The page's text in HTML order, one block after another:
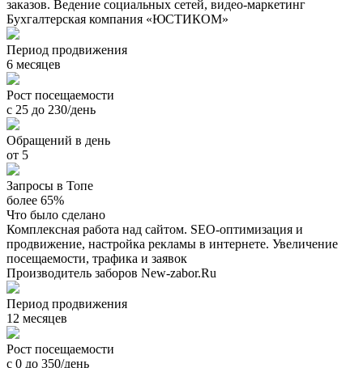
заказов. Ведение социальных сетей, видео-маркетинг
Бухгалтерская компания «ЮСТИКОМ»
Период продвижения
6 месяцев
Рост посещаемости
с 25 до 230/день
Обращений в день
от 5
Запросы в Топе
более 65%
Что было сделано
Комплексная работа над сайтом. SEO-оптимизация и
продвижение, настройка рекламы в интернете. Увеличение
посещаемости, трафика и заявок
Производитель заборов New-zabor.Ru
Период продвижения
12 месяцев
Рост посещаемости
с 0 до 350/день